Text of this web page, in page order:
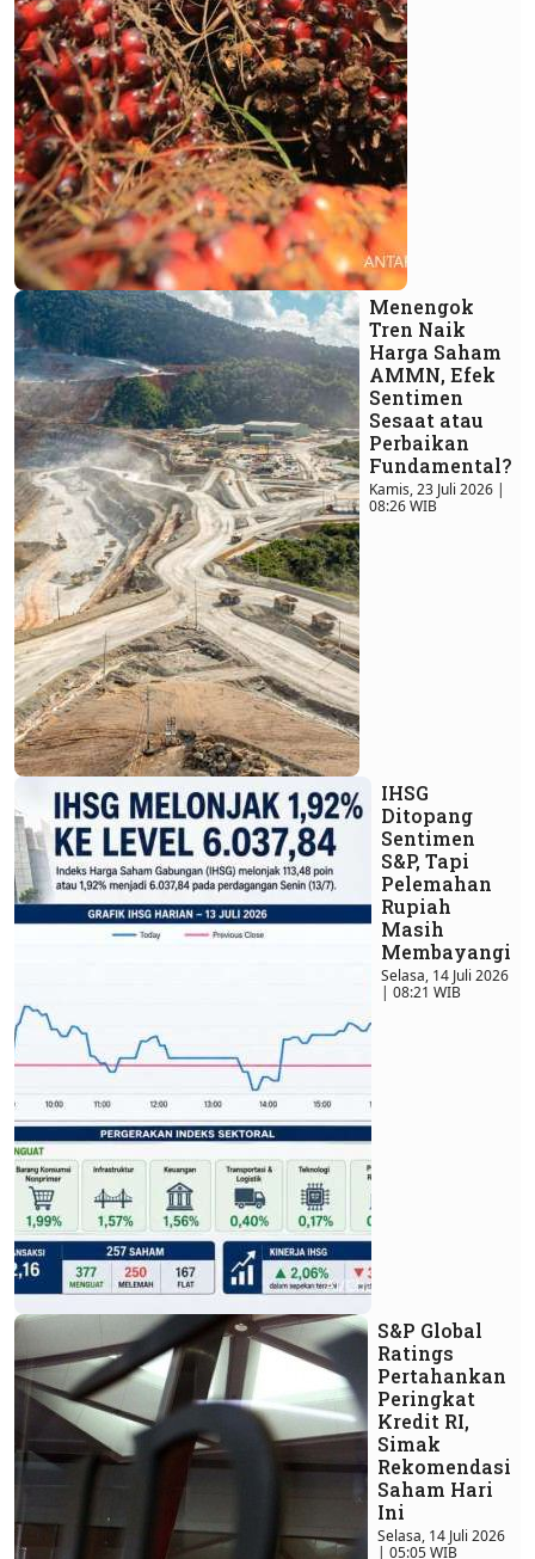
Menengok
Tren Naik
Harga Saham
AMMN, Efek
Sentimen
Sesaat atau
Perbaikan
Fundamental?
Kamis, 23 Juli 2026 |
08:26 WIB
IHSG
Ditopang
Sentimen
S&P, Tapi
Pelemahan
Rupiah
Masih
Membayangi
Selasa, 14 Juli 2026
| 08:21 WIB
S&P Global
Ratings
Pertahankan
Peringkat
Kredit RI,
Simak
Rekomendasi
Saham Hari
Ini
Selasa, 14 Juli 2026
| 05:05 WIB